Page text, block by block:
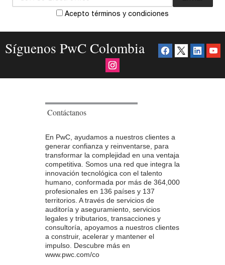
Acepto términos y condiciones
Síguenos PwC Colombia
Contáctanos
En PwC, ayudamos a nuestros clientes a
generar confianza y reinventarse, para
transformar la complejidad en una ventaja
competitiva. Somos una red que integra la
innovación tecnológica con el talento
humano, conformada por más de 364,000
profesionales en 136 países y 137
territorios. A través de servicios de
auditoría y aseguramiento, servicios
legales y tributarios, transacciones y
consultoría, apoyamos a nuestros clientes
a construir, acelerar y mantener el
impulso. Descubre más en
www.pwc.com/co